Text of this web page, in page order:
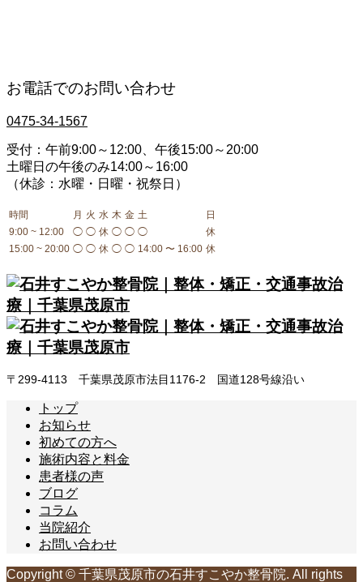
お電話でのお問い合わせ
0475-34-1567
受付：午前9:00～12:00、午後15:00～20:00
土曜日の午後のみ14:00～16:00
（休診：水曜・日曜・祝祭日）
時間 月 火 水 木 金 土
日
9:00 ~ 12:00
◯ ◯ 休 ◯ ◯ ◯
休
15:00 ~ 20:00 ◯ ◯ 休 ◯ ◯ 14:00 〜 16:00 休
〒299-4113 千葉県茂原市法目1176-2 国道128号線沿い
トップ
お知らせ
初めての方へ
施術内容と料金
患者様の声
ブログ
コラム
当院紹介
お問い合わせ
Copyright © 千葉県茂原市の石井すこやか整骨院. All rights